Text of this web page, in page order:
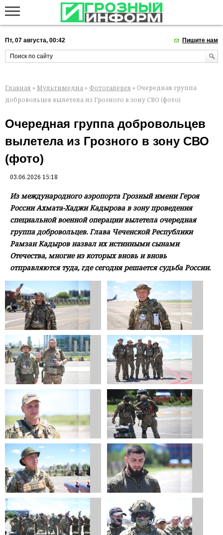
Пт, 07 августа, 00:42 Пишите нам
Главная » Мультимедиа » Фотогалерея » Очередная группа
добровольцев вылетела из Грозного в зону СВО (фото)
Очередная группа добровольцев
вылетела из Грозного в зону СВО
(фото)
03.06.2026 15:18
Из международного аэропорта Грозный имени Героя
России Ахмата-Хаджи Кадырова в зону проведения
специальной военной операции вылетела очередная
группа добровольцев. Глава Чеченской Республики
Рамзан Кадыров назвал их истинными сынами
Отечества, многие из которых вновь и вновь
отправляются туда, где сегодня решается судьба России.